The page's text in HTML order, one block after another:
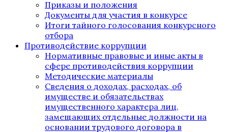
Приказы и положения
Документы для участия в конкурсе
Итоги тайного голосования конкурсного
отбора
Противодействие коррупции
Нормативные правовые и иные акты в
сфере противодействия коррупции
Методические материалы
Сведения о доходах, расходах, об
имуществе и обязательствах
имущественного характера лиц,
замещающих отдельные должности на
основании трудового договора в